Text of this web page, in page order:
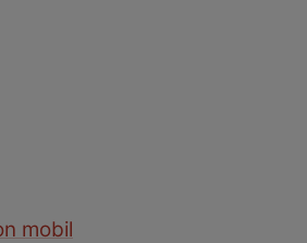
mobil